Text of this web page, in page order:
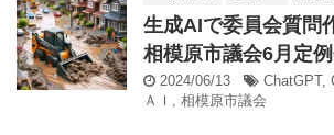
生成AIで委員会質問
相模原市議会6月定
2024/06/13 ChatGPT,
ＡＩ , 相模原市議会